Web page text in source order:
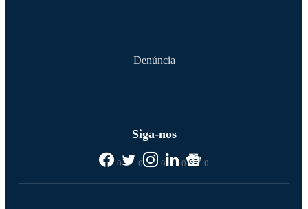
Denúncia
Siga-nos
0 0 0 0 0